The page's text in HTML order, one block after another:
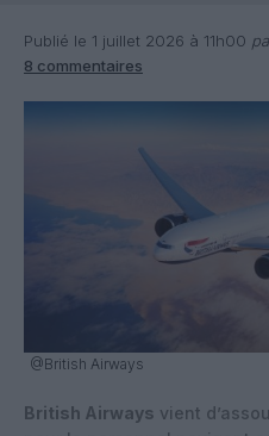
Publié le 1 juillet 2026 à 11h00
8 commentaires
@British Airways
British Airways vient